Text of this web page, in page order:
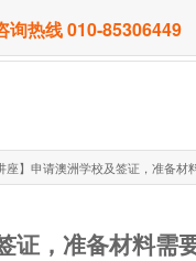
询热线 010-85306449
座】申请澳洲学校及签证，准备材
证，准备材料需